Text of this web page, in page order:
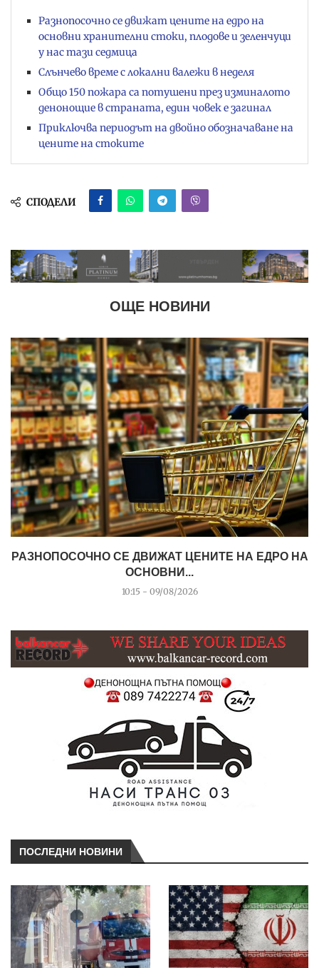
Разнопосочно се движат цените на едро на
основни хранителни стоки, плодове и зеленчуци
у нас тази седмица
Слънчево време с локални валежи в неделя
Общо 150 пожара са потушени през изминалото
денонощие в страната, един човек е загинал
Приключва периодът на двойно обозначаване на
цените на стоките
СПОДЕЛИ
ОЩЕ НОВИНИ
РАЗНОПОСОЧНО СЕ ДВИЖАТ ЦЕНИТЕ НА ЕДРО НА
ОСНОВНИ...
10:15 - 09/08/2026
ПОСЛЕДНИ НОВИНИ